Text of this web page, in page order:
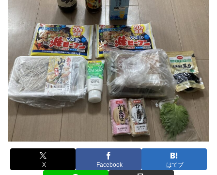
X Facebook はてブ